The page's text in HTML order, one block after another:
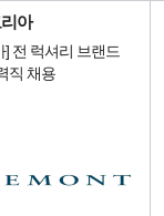
아
전 럭셔리 브랜드
직 채용